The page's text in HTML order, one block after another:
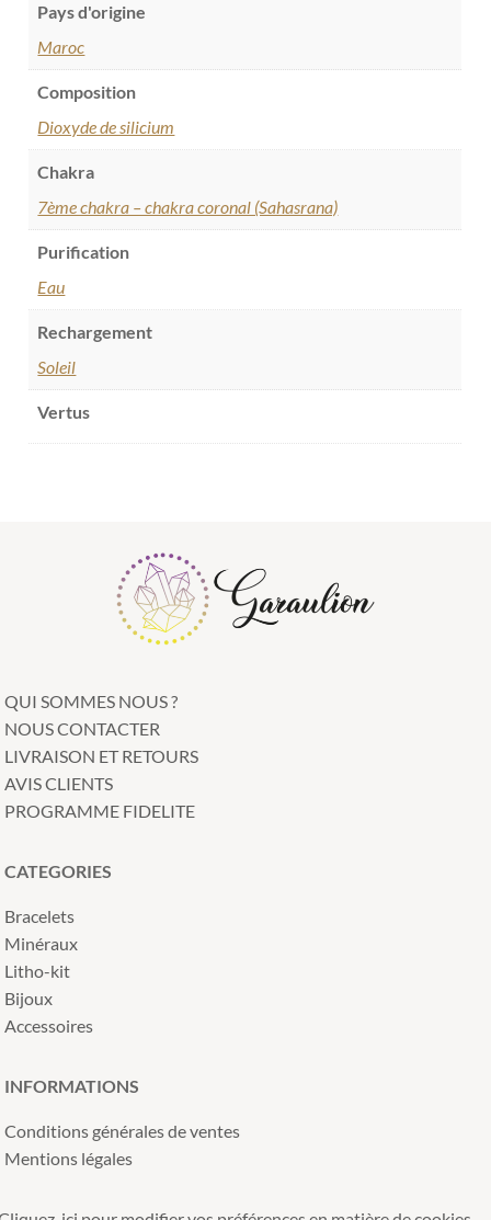
Pays d'origine
Maroc
Composition
Dioxyde de silicium
Chakra
7ème chakra – chakra coronal (Sahasrana)
Purification
Eau
Rechargement
Soleil
Vertus
QUI SOMMES NOUS ?
NOUS CONTACTER
LIVRAISON ET RETOURS
AVIS CLIENTS
PROGRAMME FIDELITE
CATEGORIES
Bracelets
Minéraux
Litho-kit
Bijoux
Accessoires
INFORMATIONS
Conditions générales de ventes
Mentions légales